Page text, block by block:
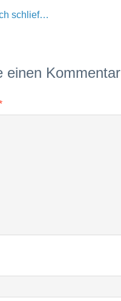
schlief…
einen Kommentar